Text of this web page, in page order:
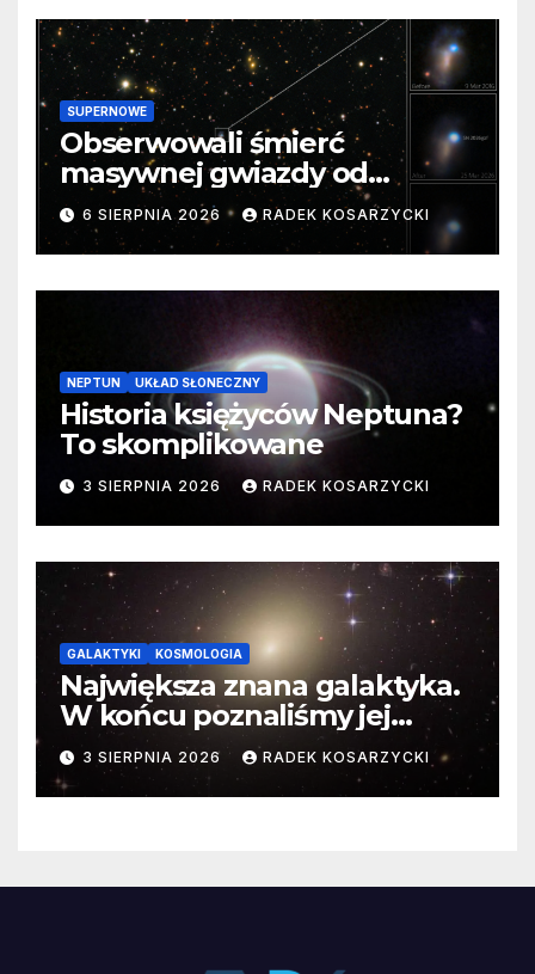
SUPERNOWE
Obserwowali śmierć
masywnej gwiazdy od
samego początku. Niezwykle
cenne dane
6 SIERPNIA 2026 RADEK KOSARZYCKI
NEPTUN UKŁAD SŁONECZNY
Historia księżyców Neptuna?
To skomplikowane
3 SIERPNIA 2026 RADEK KOSARZYCKI
GALAKTYKI KOSMOLOGIA
Największa znana galaktyka.
W końcu poznaliśmy jej
faktyczne wymiary
3 SIERPNIA 2026 RADEK KOSARZYCKI